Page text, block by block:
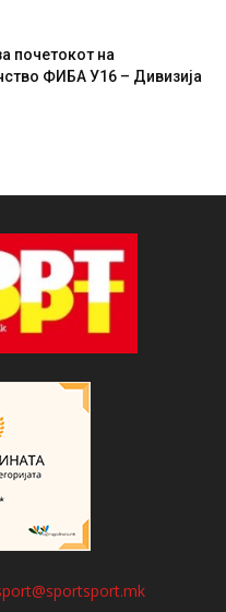
почетокот на
ФИБА У16 – Дивизија